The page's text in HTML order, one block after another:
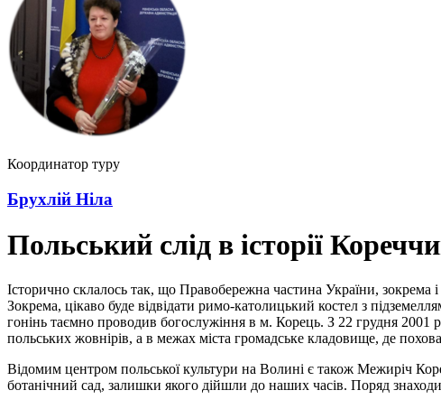
Координатор туру
Брухлій Ніла
Польський слід в історії
Історично склалось так, що Правобережна частина України,
Зокрема, цікаво буде відвідати римо-католицький костел з
гонінь таємно проводив богослужіння в м. Корець. З 22 грудня 2001
польських жовнірів, а в межах міста громадське кладовище, де
Відомим центром польської культури на Волині є також Межиріч
ботанічний сад, залишки якого дійшли до наших часів. Поряд